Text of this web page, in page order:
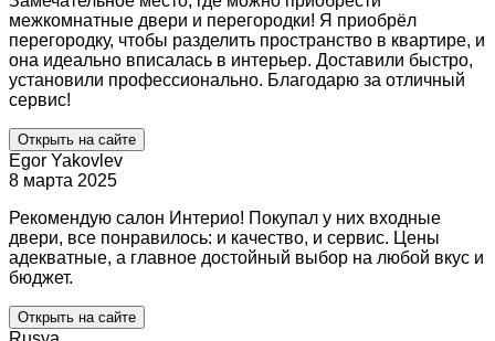
межкомнатные двери и перегородки! Я приобрёл
перегородку, чтобы разделить пространство в квартире, и
она идеально вписалась в интерьер. Доставили быстро,
установили профессионально. Благодарю за отличный
сервис!
Открыть на сайте
Egor Yakovlev
8 марта 2025
Рекомендую салон Интерио! Покупал у них входные
двери, все понравилось: и качество, и сервис. Цены
адекватные, а главное достойный выбор на любой вкус и
бюджет.
Открыть на сайте